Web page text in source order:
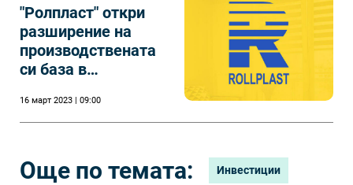
"Ролпласт" откри
разширение на
производствената
си база в
16 март 2023 | 09:00
Още по темата: Инвестиции